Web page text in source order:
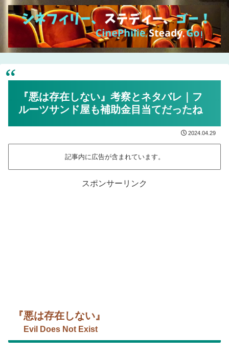
『悪は存在しない』考察とネタバレ｜フ
ルーツサンド屋も補助金目当てだったね
2024.04.29
記事内に広告が含まれています。
スポンサーリンク
『悪は存在しない』
Evil Does Not Exist